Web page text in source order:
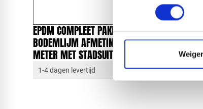
EPDM COMPLEET PAKKET
BODEMLIJM AFMETING 6,10 X 10,00
METER MET STADSUITLOOP
1-4 dagen levertijd